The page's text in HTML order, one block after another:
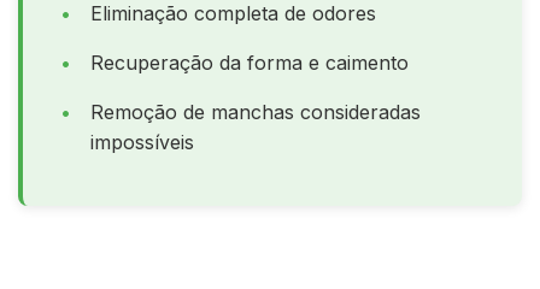
Eliminação completa de odores
Recuperação da forma e caimento
Remoção de manchas consideradas
impossíveis